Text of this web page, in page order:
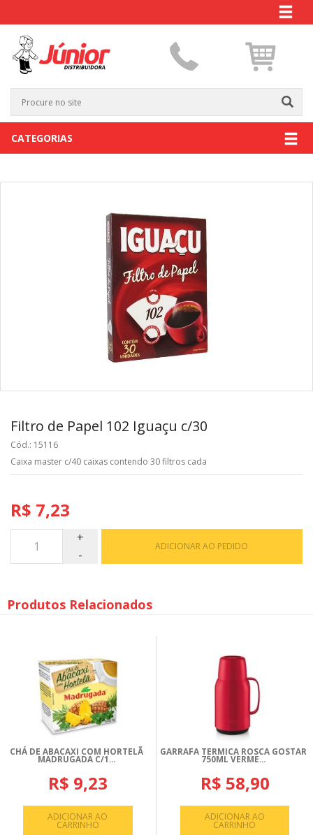
CATEGORIAS
Filtro de Papel 102 Iguaçu c/30
Cód.: 15116
Caixa master c/40 caixas contendo 30 filtros cada
R$ 7,23
ADICIONAR AO PEDIDO
Produtos Relacionados
CHÁ DE ABACAXI COM HORTELÃ
MADRUGADA C/1...
R$ 9,23
ADICIONAR AO
CARRINHO
GARRAFA TERMICA ROSCA GOSTAR
750ML VERME...
R$ 58,90
ADICIONAR AO
CARRINHO